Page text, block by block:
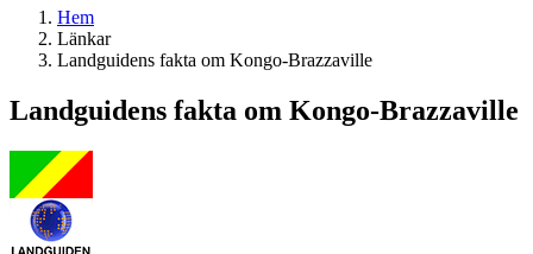
Hem
Länkar
Landguidens fakta om Kongo-Brazzaville
Landguidens fakta om Kongo-Brazzaville